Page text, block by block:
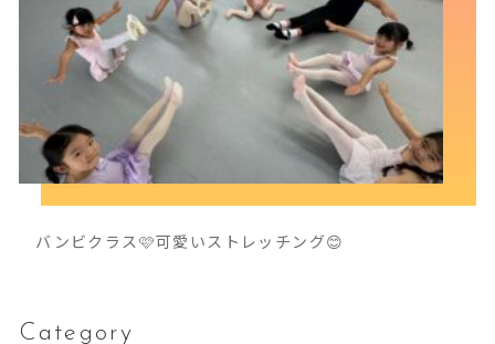
バンビクラス🩷可愛いストレッチング😊
Category